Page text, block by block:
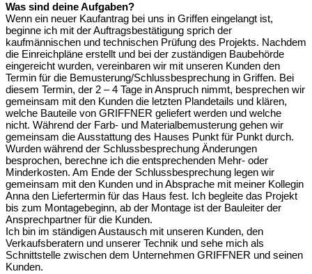
Was sind deine Aufgaben?
Wenn ein neuer Kaufantrag bei uns in Griffen eingelangt ist,
beginne ich mit der Auftragsbestätigung sprich der
kaufmännischen und technischen Prüfung des Projekts. Nachdem
die Einreichpläne erstellt und bei der zuständigen Baubehörde
eingereicht wurden, vereinbaren wir mit unseren Kunden den
Termin für die Bemusterung/Schlussbesprechung in Griffen. Bei
diesem Termin, der 2 – 4 Tage in Anspruch nimmt, besprechen wir
gemeinsam mit den Kunden die letzten Plandetails und klären,
welche Bauteile von GRIFFNER geliefert werden und welche
nicht. Während der Farb- und Materialbemusterung gehen wir
gemeinsam die Ausstattung des Hauses Punkt für Punkt durch.
Wurden während der Schlussbesprechung Änderungen
besprochen, berechne ich die entsprechenden Mehr- oder
Minderkosten. Am Ende der Schlussbesprechung legen wir
gemeinsam mit den Kunden und in Absprache mit meiner Kollegin
Anna den Liefertermin für das Haus fest. Ich begleite das Projekt
bis zum Montagebeginn, ab der Montage ist der Bauleiter der
Ansprechpartner für die Kunden.
Ich bin im ständigen Austausch mit unseren Kunden, den
Verkaufsberatern und unserer Technik und sehe mich als
Schnittstelle zwischen dem Unternehmen GRIFFNER und seinen
Kunden.